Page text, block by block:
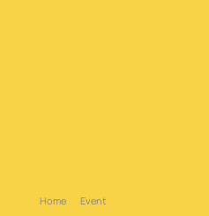
Home Event